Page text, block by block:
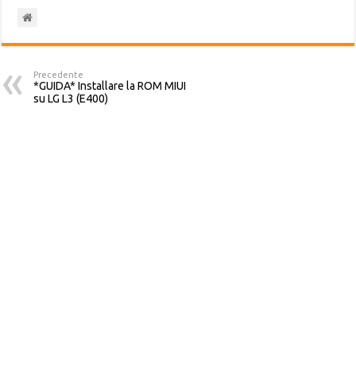
Precedente
*GUIDA* Installare la ROM MIUI
su LG L3 (E400)